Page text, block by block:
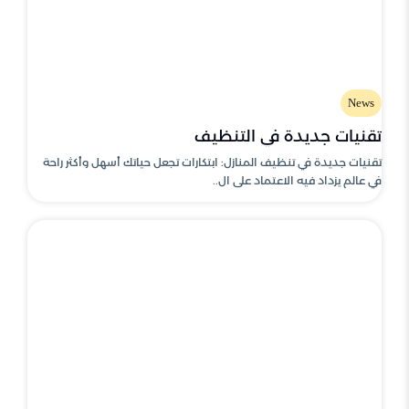
News
تقنيات جديدة في التنظيف
تقنيات جديدة في تنظيف المنازل: ابتكارات تجعل حياتك أسهل وأكثر راحة
في عالم يزداد فيه الاعتماد على ال..